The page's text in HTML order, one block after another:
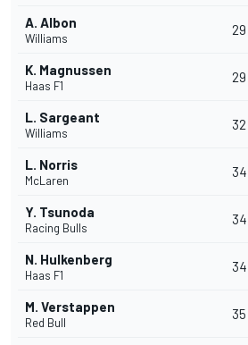
A. Albon
Williams
29
K. Magnussen
Haas F1
29
L. Sargeant
Williams
32
L. Norris
McLaren
34
Y. Tsunoda
Racing Bulls
34
N. Hulkenberg
Haas F1
34
M. Verstappen
Red Bull
35